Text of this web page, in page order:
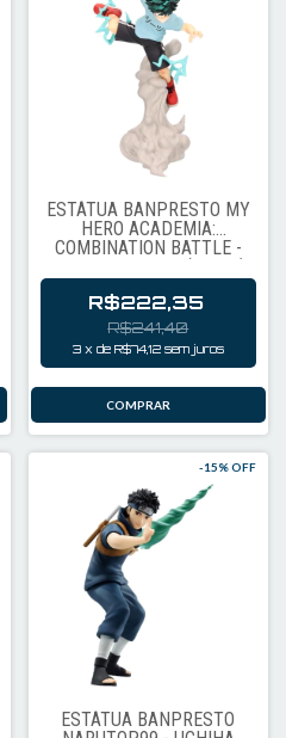
ESTÁTUA BANPRESTO MY
HERO ACADEMIA:
COMBINATION BATTLE -
IZUKU MIDORIYA (92901)
R$222,35
R$241,40
3 xdeR$74,12 sem juros
ESTÁTUA BANPRESTO
-15% OFF